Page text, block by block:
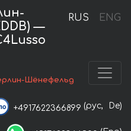
RUS ENG
—
Шёнефельд
+4917622366899 (рус, De)